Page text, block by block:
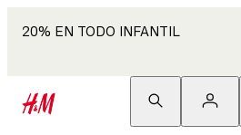
20% EN TODO INFANTIL